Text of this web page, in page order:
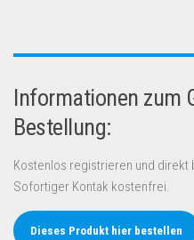
Informationen zum
Bestellung:
Kostenlos registrieren und direkt
Sofortiger Kontak kostenfrei.
Dieses Produkt hier bestellen